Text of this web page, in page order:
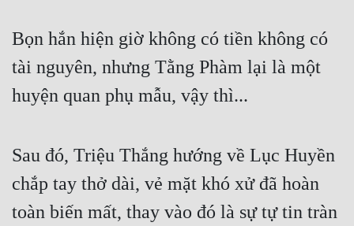
Truyện ngắn
Xa Lộ Dịch
Cổ Tiên Hiệp
Bọn hắn hiện giờ không có tiền không có
tài nguyên, nhưng Tằng Phàm lại là một
huyện quan phụ mẫu, vậy thì...
Sau đó, Triệu Thắng hướng về Lục Huyền
chắp tay thở dài, vẻ mặt khó xử đã hoàn
toàn biến mất, thay vào đó là sự tự tin tràn